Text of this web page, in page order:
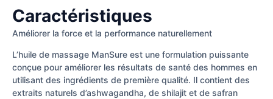
Caractéristiques
Améliorer la force et la performance naturellement
L’huile de massage ManSure est une formulation puissante
conçue pour améliorer les résultats de santé des hommes en
utilisant des ingrédients de première qualité. Il contient des
extraits naturels d’ashwagandha, de shilajit et de safran